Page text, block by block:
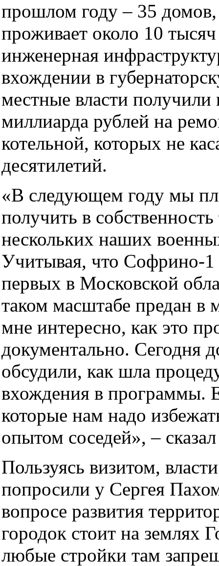
прошлом году – 35 домов,
проживает около 10
инженерная
вхождении в
местные власти получили
миллиарда рублей на
котельной, которых не
десятилетий.
«В следующем году мы
получить в
нескольких наших
Учитывая, что Софрино-
первых в Московской
таком масштабе предан в
мне интересно, как это
документально. Сегодня
обсудили, как шла
вхождения в программы.
которые нам надо
опытом соседей», –
Пользуясь визитом,
попросили у Сергея
вопросе развития
городок стоит на землях
любые стройки там